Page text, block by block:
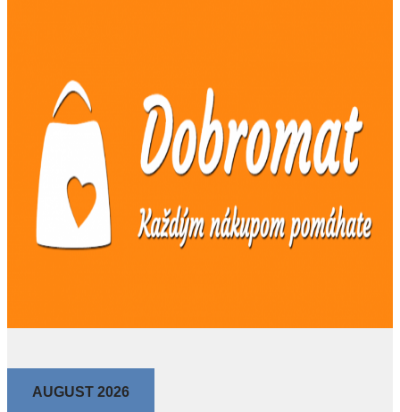
AUGUST 2026